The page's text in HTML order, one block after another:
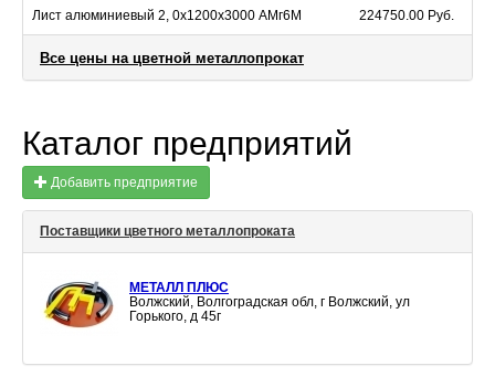
Лист алюминиевый 2, 0х1200х3000 АМг6М 224750.00 Руб.
Все цены на цветной металлопрокат
Каталог предприятий
Добавить предприятие
Поставщики цветного металлопроката
МЕТАЛЛ ПЛЮС
Волжский, Волгоградская обл, г Волжский, ул
Горького, д 45г